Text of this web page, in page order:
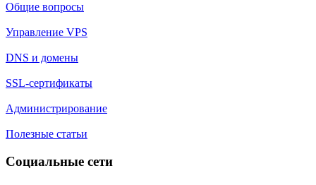
Общие вопросы
Управление VPS
DNS и домены
SSL-сертификаты
Администрирование
Полезные статьи
Социальные сети